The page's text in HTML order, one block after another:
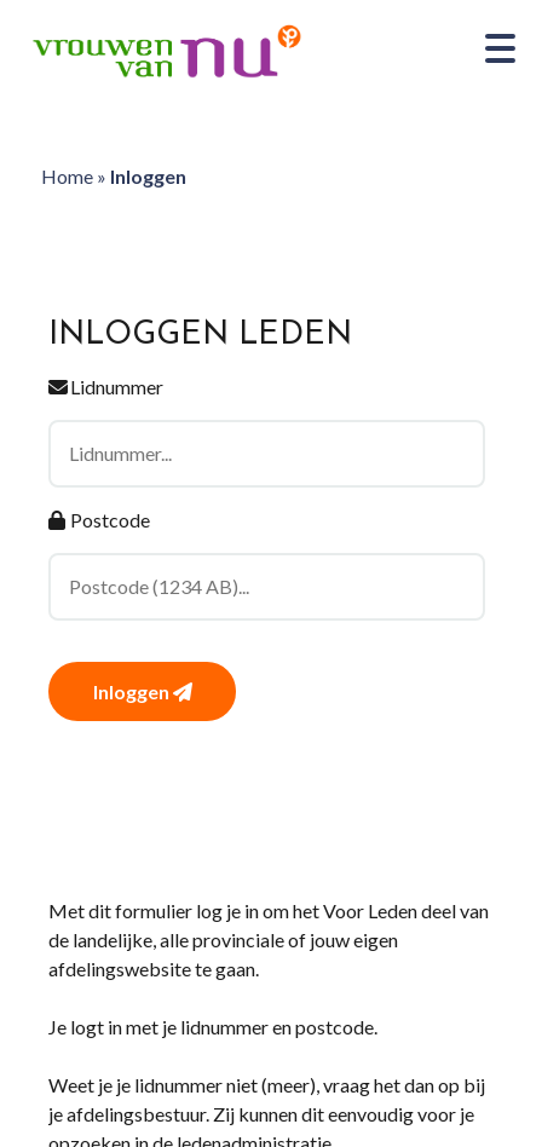
Home» Inloggen
INLOGGEN LEDEN
Lidnummer
Postcode
Inloggen
Met dit formulier log je in om het Voor Leden deel van
de landelijke, alle provinciale of jouw eigen
afdelingswebsite te gaan.
Je logt in met je lidnummer en postcode.
Weet je je lidnummer niet (meer), vraag het dan op bij
je afdelingsbestuur. Zij kunnen dit eenvoudig voor je